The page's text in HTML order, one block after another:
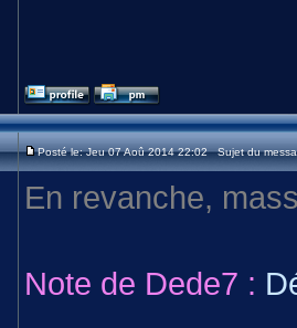
Posté le: Jeu 07 Aoû 2014 22:02 Sujet du
En revanche,
Note de Dede7 :